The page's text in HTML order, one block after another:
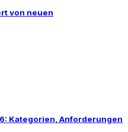
von neuen
Kategorien, Anforderungen